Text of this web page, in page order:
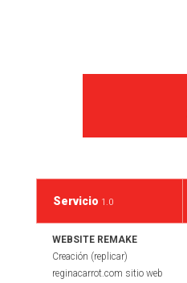
Servicio 1.0
WEBSITE REMAKE
Creación (replicar)
reginacarrot.com sitio web